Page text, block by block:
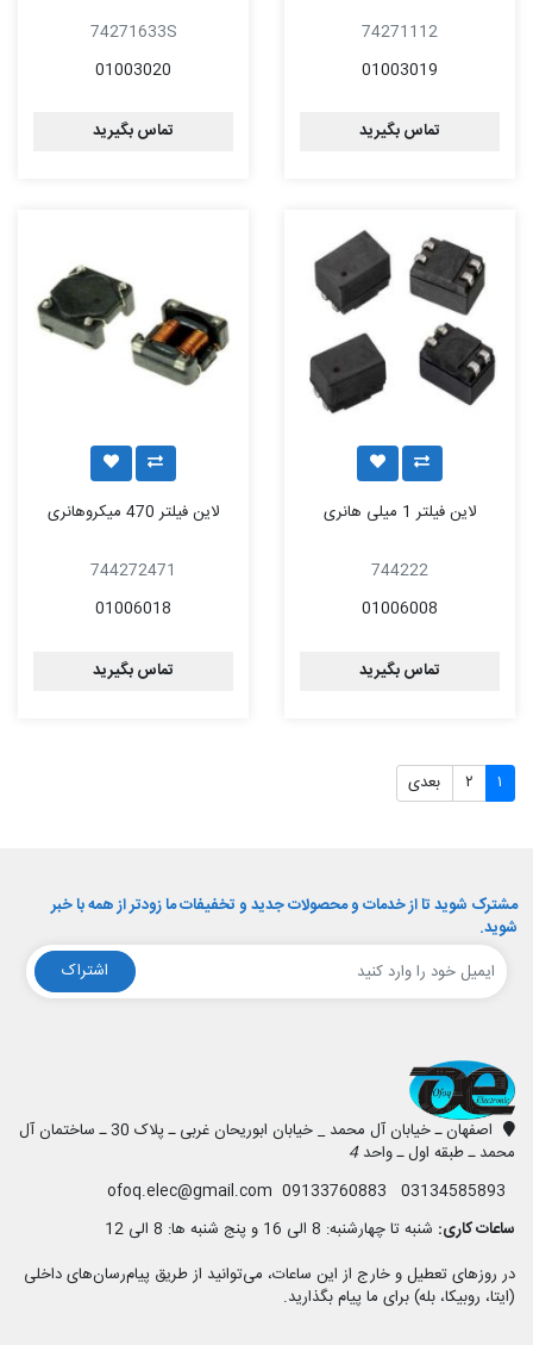
74271112
01003019
تماس بگیرید
74271633S
01003020
تماس بگیرید
لاین فیلتر 1 میلی هانری
744222
01006008
تماس بگیرید
لاین فیلتر 470 میکروهانری
744272471
01006018
تماس بگیرید
۱ ۲ بعدی
مشترک شوید تا از خدمات و محصولات جدید و تخفیفات ما زودتر از همه با خبر
شوید.
اشتراک
اصفهان ـ خیابان آل محمد _ خیابان ابوریحان غربی ـ پلاک 30 ـ ساختمان آل
محمد ـ طبقه اول ـ واحد4
ساعات کاری: شنبه تا چهارشنبه: 8 الی 16 و پنج شنبه ها: 8 الی 12
در روزهای تعطیل و خارج از این ساعات، می‌توانید از طریق پیام‌رسان‌های داخلی
(ایتا، روبیکا، بله) برای ما پیام بگذارید.